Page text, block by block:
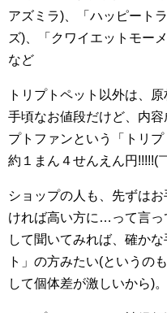
アズミラ)、「ハッピート
ズ)、「クワイエットモー
など
トリプトペット以外は、
手頃なお値段だけど、内
プトファンという「トリ
約１まん４せんえん円!!!!!(
ショップの人も、先ずは
ければ高い方に…って言っ
して聞いてみれば、確か
ト」の方みたい(というの
して個体差が激しいから)。